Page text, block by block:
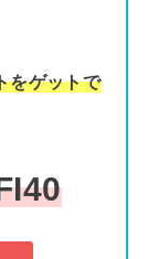
をゲットで